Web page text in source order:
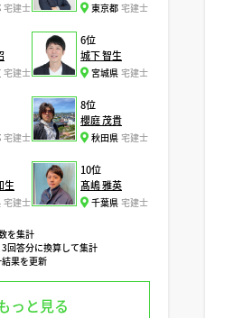
宅建士 宅建士
東京都
宅建士
6位
城下 智生
宅建士
宮城県
宅建士
8位
櫻庭 茂貴
宅建士
秋田県
生
宅建士
10位
髙嶋 雅英
宅建士
千葉県
を集計
回答分に換算して集計
果を更新
っと見る